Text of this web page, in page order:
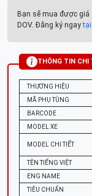
Bạn sẽ mua được giá
DOV. Đăng ký ngay
THÔNG TIN CHI
THƯƠNG HIỆU
MÃ PHỤ TÙNG
BARCODE
MODEL XE
MODEL CHI TIẾT
TÊN TIẾNG VIỆT
ENG NAME
TIÊU CHUẨN